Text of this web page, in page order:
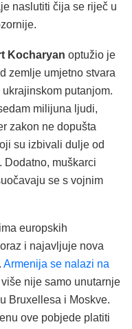
naslutiti čija se riječ u
Kocharyan optužio je
zemlje umjetno stvara
putanjom.
milijuna ljudi,
zakon ne dopušta
su izbivali dulje od
Dodatno, muškarci
se s vojnim
europskih
i najavljuje nova
Armenija se nalazi na
nije samo unutarnje
Bruxellesa i Moskve.
ove pobjede platiti